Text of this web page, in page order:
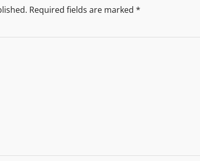
Required fields are marked *